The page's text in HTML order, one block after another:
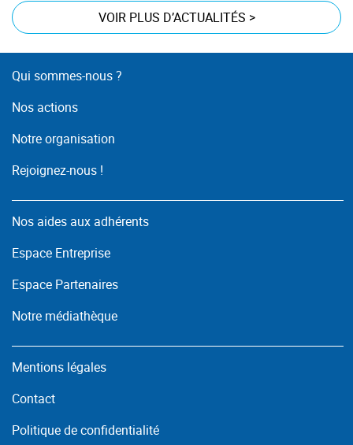
VOIR PLUS D’ACTUALITÉS >
Qui sommes-nous ?
Nos actions
Notre organisation
Rejoignez-nous !
Nos aides aux adhérents
Espace Entreprise
Espace Partenaires
Notre médiathèque
Mentions légales
Contact
Politique de confidentialité